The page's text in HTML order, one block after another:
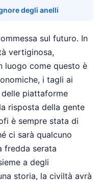
degli anelli
sul futuro. In
vertiginosa,
luogo come questo è
i tagli ai
piattaforme
risposta della gente
è sempre stata di
ci sarà qualcuno
fredda serata
a degli
storia, la civiltà avrà